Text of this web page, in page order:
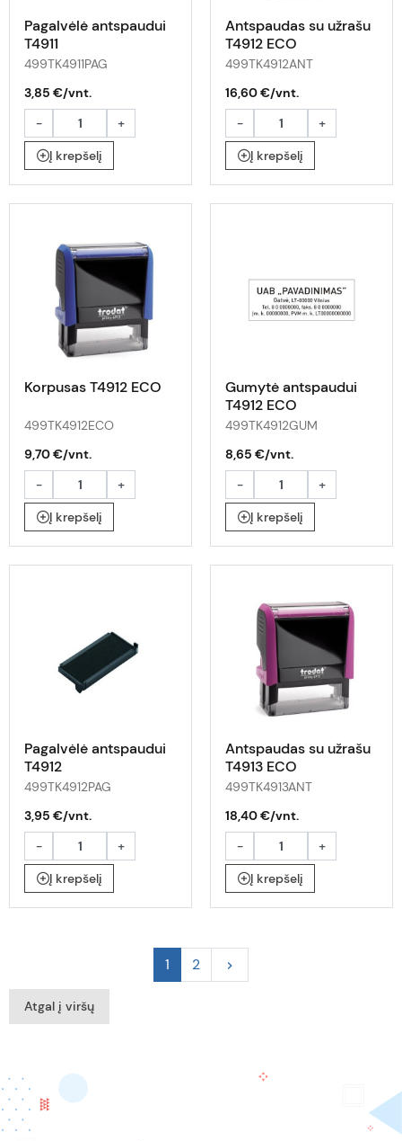
Pagalvėlė antspaudui
T4911
499TK4911PAG
3,85 €/vnt.
-
+
Į krepšelį
Antspaudas su užrašu
T4912 ECO
499TK4912ANT
16,60 €/vnt.
-
+
Į krepšelį
Korpusas T4912 ECO
499TK4912ECO
9,70 €/vnt.
-
+
Į krepšelį
Gumytė antspaudui
T4912 ECO
499TK4912GUM
8,65 €/vnt.
-
+
Į krepšelį
Pagalvėlė antspaudui
T4912
499TK4912PAG
3,95 €/vnt.
-
+
Į krepšelį
Antspaudas su užrašu
T4913 ECO
499TK4913ANT
18,40 €/vnt.
-
+
Į krepšelį
1 2 keyboard_arrow_right
Atgal į viršų